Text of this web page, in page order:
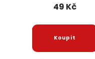
49 Kč